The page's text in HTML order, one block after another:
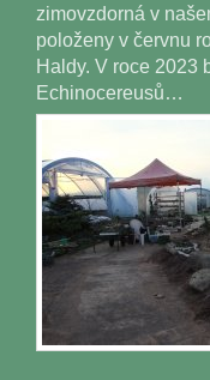
zimovzdorná v
položeny v červnu
Haldy. V roce 2023
Echinocereusů…